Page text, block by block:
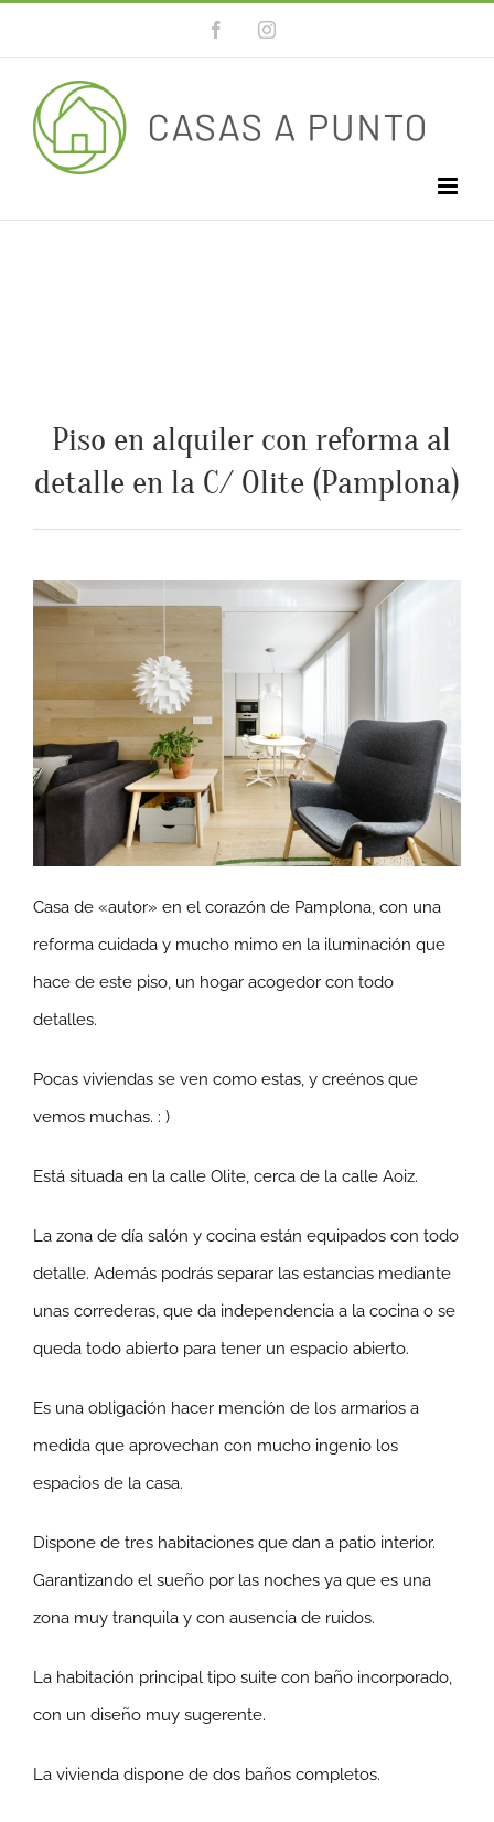
Abrir barra de herramientas
al
contenido
FacebookInstagram
Piso en alquiler con reforma al
detalle en la C/ Olite (Pamplona)
Casa de «autor» en el corazón de Pamplona, con una
reforma cuidada y mucho mimo en la iluminación que
hace de este piso, un hogar acogedor con todo
detalles.
Pocas viviendas se ven como estas, y creénos que
vemos muchas. : )
Está situada en la calle Olite, cerca de la calle Aoiz.
La zona de día salón y cocina están equipados con todo
detalle. Además podrás separar las estancias mediante
unas correderas, que da independencia a la cocina o se
queda todo abierto para tener un espacio abierto.
Es una obligación hacer mención de los armarios a
medida que aprovechan con mucho ingenio los
espacios de la casa.
Dispone de tres habitaciones que dan a patio interior.
Garantizando el sueño por las noches ya que es una
zona muy tranquila y con ausencia de ruidos.
La habitación principal tipo suite con baño incorporado,
con un diseño muy sugerente.
La vivienda dispone de dos baños completos.